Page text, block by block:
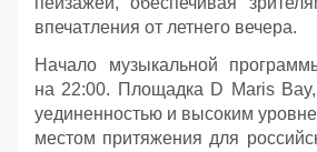
впечатления от летнего вечера.
Начало музыкальной
на 22:00. Площадка D Maris Bay,
уединенностью и высоким
местом притяжения для